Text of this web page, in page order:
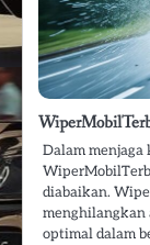
Dalam
diabaikan.
menghilangkan
optimal dalam